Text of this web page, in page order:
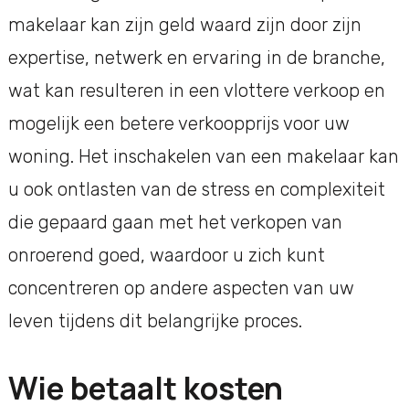
makelaar kan zijn geld waard zijn door zijn
expertise, netwerk en ervaring in de branche,
wat kan resulteren in een vlottere verkoop en
mogelijk een betere verkoopprijs voor uw
woning. Het inschakelen van een makelaar kan
u ook ontlasten van de stress en complexiteit
die gepaard gaan met het verkopen van
onroerend goed, waardoor u zich kunt
concentreren op andere aspecten van uw
leven tijdens dit belangrijke proces.
Wie betaalt kosten